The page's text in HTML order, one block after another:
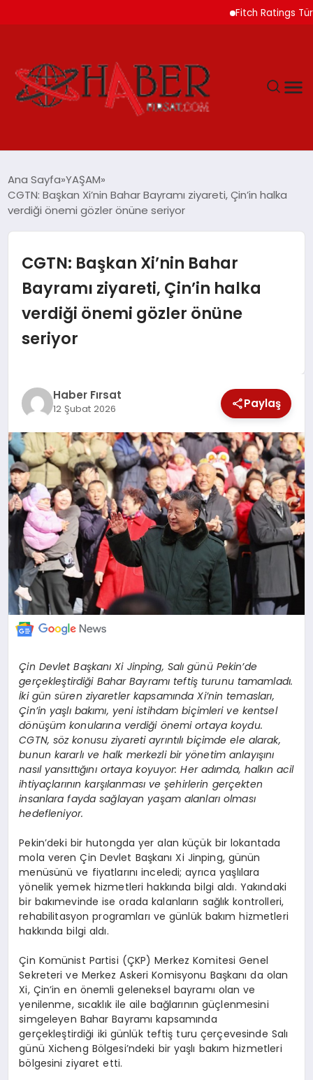
Fitch Ratings Türk
SPOR
SAĞLIK
EKONOMİ
MAGAZİN
DÜNYA
Ana Sayfa YAŞAM
CGTN: Başkan Xi’nin Bahar Bayramı ziyareti, Çin’in halka
verdiği önemi gözler önüne seriyor
CGTN: Başkan Xi’nin Bahar
Bayramı ziyareti, Çin’in halka
verdiği önemi gözler önüne
seriyor
Haber Fırsat
12 Şubat 2026 Paylaş
Çin Devlet Başkanı Xi Jinping, Salı günü Pekin’de
gerçekleştirdiği Bahar Bayramı teftiş turunu tamamladı.
İki gün süren ziyaretler kapsamında Xi’nin temasları,
Çin’in yaşlı bakımı, yeni istihdam biçimleri ve kentsel
dönüşüm konularına verdiği önemi ortaya koydu.
CGTN, söz konusu ziyareti ayrıntılı biçimde ele alarak,
bunun kararlı ve halk merkezli bir yönetim anlayışını
nasıl yansıttığını ortaya koyuyor: Her adımda, halkın acil
ihtiyaçlarının karşılanması ve şehirlerin gerçekten
insanlara fayda sağlayan yaşam alanları olması
hedefleniyor.
Pekin’deki bir hutongda yer alan küçük bir lokantada
mola veren Çin Devlet Başkanı Xi Jinping, günün
menüsünü ve fiyatlarını inceledi; ayrıca yaşlılara
yönelik yemek hizmetleri hakkında bilgi aldı. Yakındaki
bir bakımevinde ise orada kalanların sağlık kontrolleri,
rehabilitasyon programları ve günlük bakım hizmetleri
hakkında bilgi aldı.
Çin Komünist Partisi (ÇKP) Merkez Komitesi Genel
Sekreteri ve Merkez Askeri Komisyonu Başkanı da olan
Xi, Çin’in en önemli geleneksel bayramı olan ve
yenilenme, sıcaklık ile aile bağlarının güçlenmesini
simgeleyen Bahar Bayramı kapsamında
gerçekleştirdiği iki günlük teftiş turu çerçevesinde Salı
günü Xicheng Bölgesi’ndeki bir yaşlı bakım hizmetleri
bölgesini ziyaret etti.